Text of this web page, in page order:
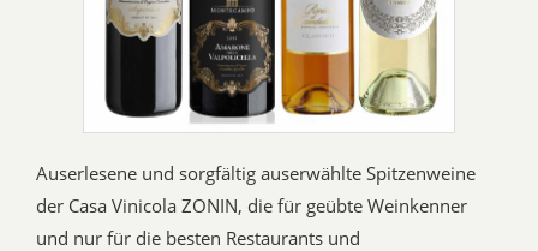
Auserlesene und sorgfältig auserwählte Spitzenweine
der Casa Vinicola ZONIN, die für geübte Weinkenner
und nur für die besten Restaurants und